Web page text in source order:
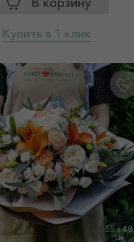
Купить в 1 клик
55X48
СМ